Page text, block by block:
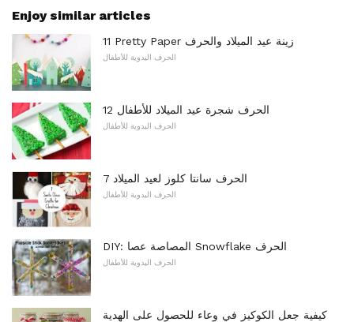
Enjoy similar articles
11 Pretty Paper زينة عيد الميلاد والحرف
الحرف اليدوية للأطفال
12 الحرف شجرة عيد الميلاد للأطفال
الحرف اليدوية للأطفال
7 الحرف سانتا كلوز لعيد الميلاد
الحرف اليدوية للأطفال
DIY: المصاصة عصا Snowflake الحرف
الحرف اليدوية للأطفال
كيفية جعل الكوكيز في وعاء للحصول على الهدية